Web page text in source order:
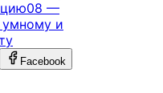
08 —
и
Facebook